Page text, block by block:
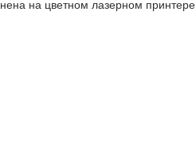
на цветном лазерном принтере.